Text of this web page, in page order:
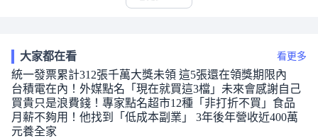
大家都在看 看更多
統一發票累計312張千萬大獎未領 這5張還在領獎期限內
台積電在內！外媒點名「現在就買這3檔」未來會感謝自己
買貴只是浪費錢！專家點名超市12種「非打折不買」食品
月薪不夠用！他找到「低成本副業」 3年後年營收近400萬
元養全家